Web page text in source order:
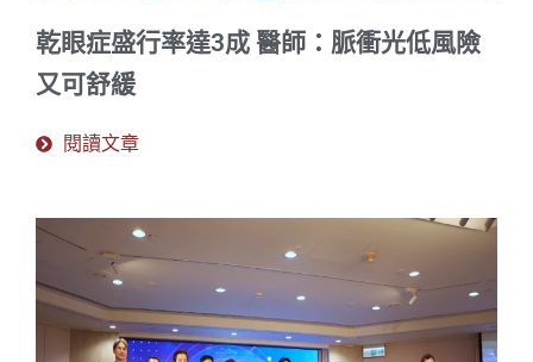
乾眼症盛行率達3成 醫師：脈衝光低風險
又可舒緩
閱讀文章